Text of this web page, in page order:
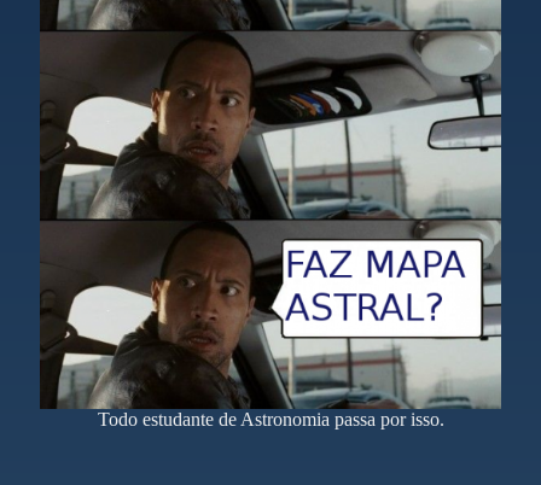
Todo estudante de Astronomia passa por isso.